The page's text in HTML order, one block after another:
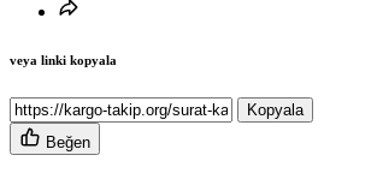
veya linki kopyala
Kopyala
Beğen